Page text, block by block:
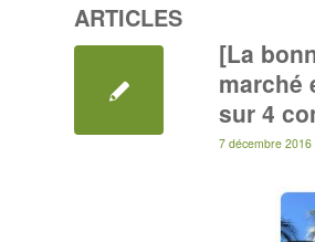
ARTICLES
[La
marché
sur 4
7 décembre 2016